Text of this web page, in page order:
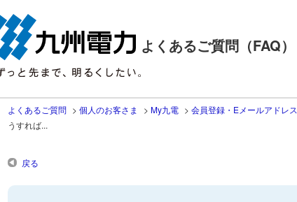
よくあるご質問（FAQ）
よくあるご質問 > 個人のお客さま > My九電 > 会員登録・Eメールアドレ
うすれば...
戻る